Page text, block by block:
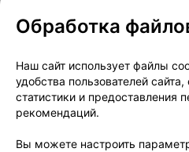
Условия отпуска
Препарат отпускается по
Держатель
ГлаксоСмитКляйн Экспорт
GlaxoSmithKline Export Ltd,
Обработка
Наш сайт использует файлы
удобства пользователей
статистики и предоставления
рекомендаций.
Вы можете настроить